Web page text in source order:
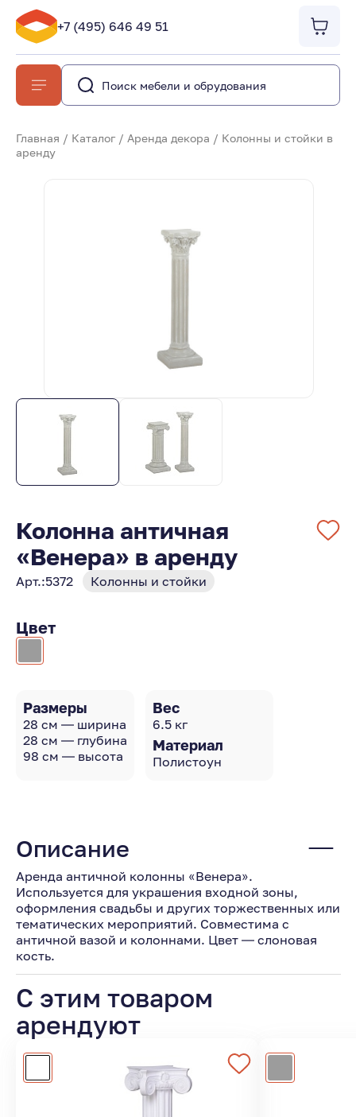
+7 (495) 646 49 51
Главная / Каталог / Аренда декора / Колонны и стойки в
аренду
Колонна античная
«Венера» в аренду
Арт.:5372 Колонны и стойки
Цвет
Размеры
28 см — ширина
28 см — глубина
98 см — высота
Вес
6.5 кг
Материал
Полистоун
Описание
Аренда античной колонны «Венера».
Используется для украшения входной зоны,
оформления свадьбы и других торжественных или
тематических мероприятий. Совместима с
античной вазой и колоннами. Цвет — слоновая
кость.
С этим товаром
арендуют